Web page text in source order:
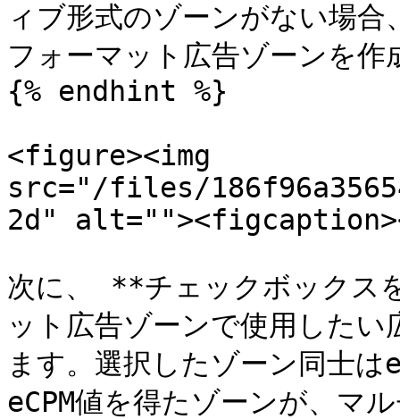
ィブ形式のゾーンがない場
フォーマット広告ゾーンを
{% endhint %}
<figure><img
src="/files/
2d"
次に、 **チェックボックス
ット広告ゾーンで使用した
ます。選択したゾーン同士は
eCPM値を得たゾーンが、マ